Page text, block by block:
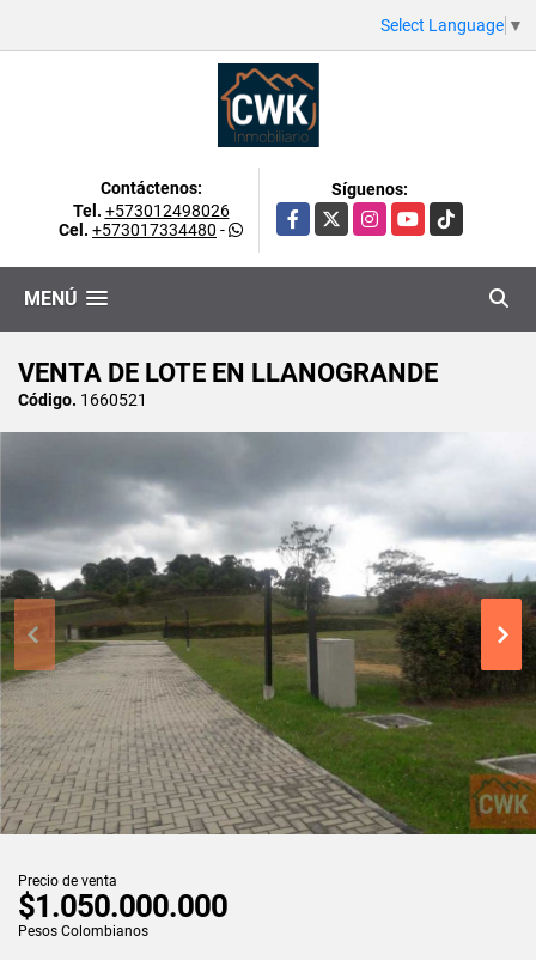
Select Language ▼
Contáctenos:
Tel. +573012498026
Cel. +573017334480 -
Síguenos:
Facebook
X InstagramYouTubeTikTok
MENÚ
VENTA DE LOTE EN LLANOGRANDE
Código. 1660521
Precio de venta
$1.050.000.000
Pesos Colombianos